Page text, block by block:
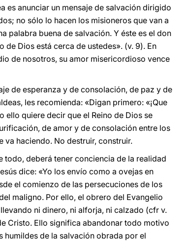
es anunciar un mensaje de salvación dirigido
no sólo lo hacen los misioneros que van a
palabra buena de salvación. Y éste es el don
de Dios está cerca de ustedes». (v. 9). En
de nosotros, su amor misericordioso vence
de esperanza y de consolación, de paz y de
les recomienda: «Digan primero: «¡Que
ello quiere decir que el Reino de Dios se
de amor y de consolación entre los
va haciendo. No destruir, construir.
todo, deberá tener conciencia de la realidad
dice: «Yo los envío como a ovejas en
el comienzo de las persecuciones de los
maligno. Por ello, el obrero del Evangelio
ni dinero, ni alforja, ni calzado (cfr v.
Cristo. Ello significa abandonar todo motivo
de la salvación obrada por el